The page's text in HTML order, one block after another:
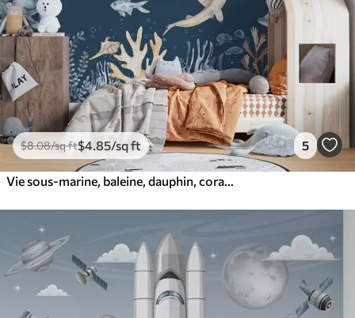
$8.08/sq ft$4.85/sq ft 5
Vie sous-marine, baleine, dauphin, coraux, animaux marins, thème océanique, couleurs pastel